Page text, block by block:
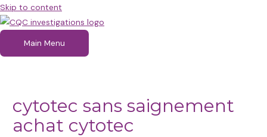
Skip to content
Main Menu
cytotec sans saignement
achat cytotec